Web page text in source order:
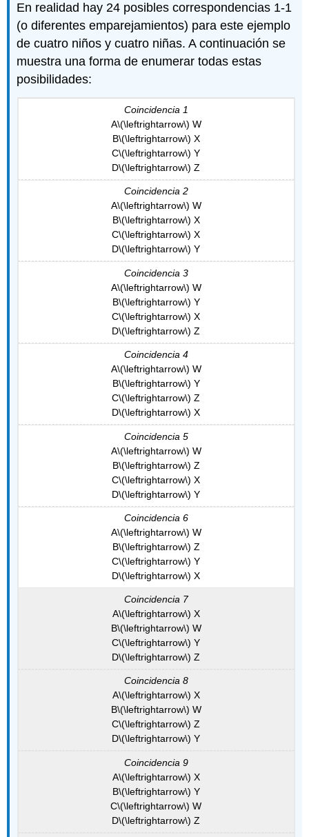
En realidad hay 24 posibles correspondencias 1-1
(o diferentes emparejamientos) para este ejemplo
de cuatro niños y cuatro niñas. A continuación se
muestra una forma de enumerar todas estas
posibilidades:
Coincidencia 1
A\(\leftrightarrow\) W
B\(\leftrightarrow\) X
C\(\leftrightarrow\) Y
D\(\leftrightarrow\) Z
Coincidencia 2
A\(\leftrightarrow\) W
B\(\leftrightarrow\) X
C\(\leftrightarrow\) X
D\(\leftrightarrow\) Y
Coincidencia 3
A\(\leftrightarrow\) W
B\(\leftrightarrow\) Y
C\(\leftrightarrow\) X
D\(\leftrightarrow\) Z
Coincidencia 4
A\(\leftrightarrow\) W
B\(\leftrightarrow\) Y
C\(\leftrightarrow\) Z
D\(\leftrightarrow\) X
Coincidencia 5
A\(\leftrightarrow\) W
B\(\leftrightarrow\) Z
C\(\leftrightarrow\) X
D\(\leftrightarrow\) Y
Coincidencia 6
A\(\leftrightarrow\) W
B\(\leftrightarrow\) Z
C\(\leftrightarrow\) Y
D\(\leftrightarrow\) X
Coincidencia 7
A\(\leftrightarrow\) X
B\(\leftrightarrow\) W
C\(\leftrightarrow\) Y
D\(\leftrightarrow\) Z
Coincidencia 8
A\(\leftrightarrow\) X
B\(\leftrightarrow\) W
C\(\leftrightarrow\) Z
D\(\leftrightarrow\) Y
Coincidencia 9
A\(\leftrightarrow\) X
B\(\leftrightarrow\) Y
C\(\leftrightarrow\) W
D\(\leftrightarrow\) Z